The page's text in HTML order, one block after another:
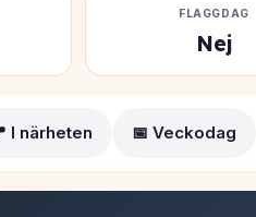
FLAGGDAG
Nej
I närheten 📅 Veckodag